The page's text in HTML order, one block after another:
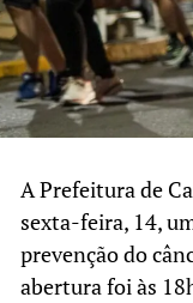
A Prefeitura de
sexta-feira, 14,
prevenção do
abertura foi às